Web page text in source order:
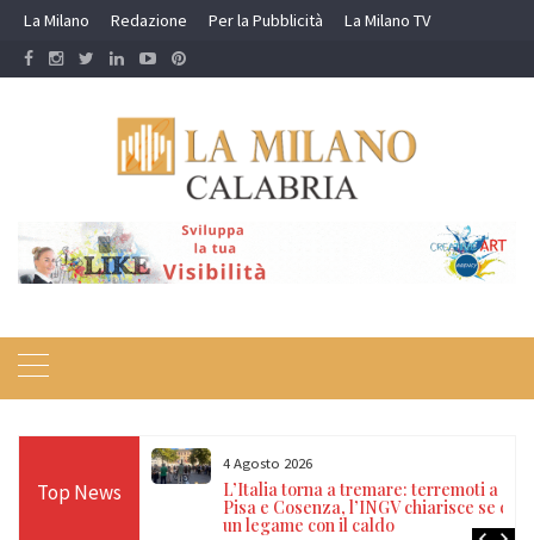
Skip
content
La Milano Redazione Per la Pubblicità La Milano TV
Top News
incendi
e
4 Agosto 2026
L’Italia torna a tremare: terremoti a
Pisa e Cosenza, l’INGV chiarisce se c’è
un legame con il caldo